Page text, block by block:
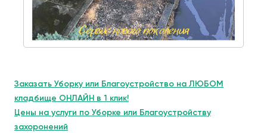
Заказать Уборку или Благоустройство на ЛЮБОМ
кладбище ОНЛАЙН в 1 клик!
Цены на услуги по Уборке или Благоустройству
захоронений